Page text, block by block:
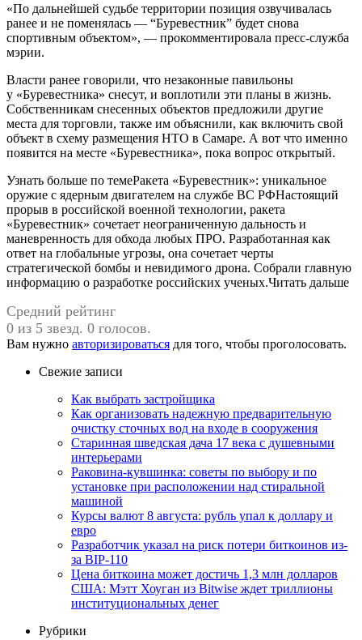
«По дальнейшей судьбе территории позиция озвучивалась
ранее и не поменялась — “Буревестник” будет снова
спортивным объектом», — прокомментировала пресс-служба
мэрии.
Власти ранее говорили, что незаконные павильоны
у «Буревестника» снесут, и воплотили эти планы в жизнь.
Собственникам снесенных объектов предложили другие
места для торговли, также им объяснили, как включить свой
объект в схему размещения НТО в Самаре. А вот что именно
появится на месте «Буревестника», пока вопрос открытый.
Узнать больше по темеРакета «Буревестник»: уникальное
оружие с ядерным двигателем на службе ВС РФНастоящий
прорыв в российской военной технологии, ракета
«Буревестник» сочетает неограниченную дальность и
маневренность для обхода любых ПРО. Разработанная как
ответ на глобальные угрозы, она сочетает черты
стратегической бомбы и невидимого дрона. Собрали главную
информацию о разработке российских ученых.Читать дальше
Средний рейтинг
0 из 5 звезд. 0 голосов.
Вам нужно авторизироваться для того, чтобы проголосовать.
Свежие записи
Как выбрать застройщика
Как организовать надежную предварительную
очистку сточных вод на входе в сооружения
Старинная шведская дача 17 века с душевными
интерьерами
Раковина-кувшинка: советы по выбору и по
установке при расположении над стиральной
машиной
Курсы валют 8 августа: рубль упал к доллару и
евро
Разработчик указал на риск потери биткоинов из-
за BIP-110
Цена биткоина может достичь 1,3 млн долларов
США: Мэтт Хоуган из Bitwise ждет триллионы
институциональных денег
Рубрики